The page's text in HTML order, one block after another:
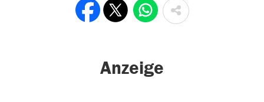
Anzeige